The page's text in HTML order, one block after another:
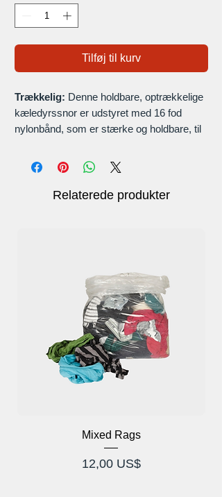
Tilføj til kurv
Trækkelig: Denne holdbare, optrækkelige
kæledyrssnor er udstyret med 16 fod
nylonbånd, som er stærke og holdbare, til
Materiale: ABS
jogging, løb, camping og vandreture, eller
ud til en afslappet spadseretur i baghavens
Relaterede produkter
Mixed Rags
Pris
12,00 US$